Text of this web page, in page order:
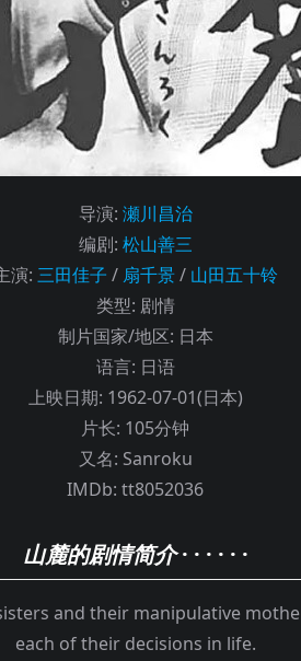
导演: 瀬川昌治
编剧: 松山善三
演: 三田佳子 / 扇千景/ 山田五十铃
类型: 剧情
制片国家/地区: 日本
语言: 日语
上映日期: 1962-07-01(日本)
片长: 105分钟
又名: Sanroku
IMDb: tt8052036
山麓的剧情简介· · · · · ·
and their manipulative
each of their decisions in life.